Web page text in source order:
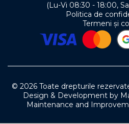
(Lu-Vi 08:30 - 18:00,
Politica de
Termeni și
© 2026 Toate drepturile
Design & Development by
Maintenance and